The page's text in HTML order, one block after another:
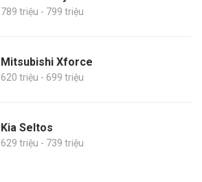
789 triệu - 799 triệu
Mitsubishi Xforce
620 triệu - 699 triệu
Kia Seltos
629 triệu - 739 triệu